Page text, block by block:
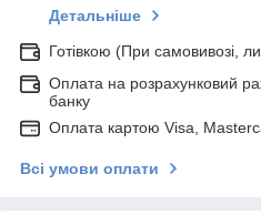
Детальніше
Готівкою (При самовивозі,
Оплата на розрахунковий
банку
Оплата картою Visa,
Всі умови оплати